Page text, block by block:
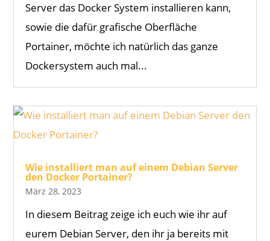
Server das Docker System installieren kann,
sowie die dafür grafische Oberfläche
Portainer, möchte ich natürlich das ganze
Dockersystem auch mal...
Wie installiert man auf einem Debian Server
den Docker Portainer?
März 28, 2023
In diesem Beitrag zeige ich euch wie ihr auf
eurem Debian Server, den ihr ja bereits mit